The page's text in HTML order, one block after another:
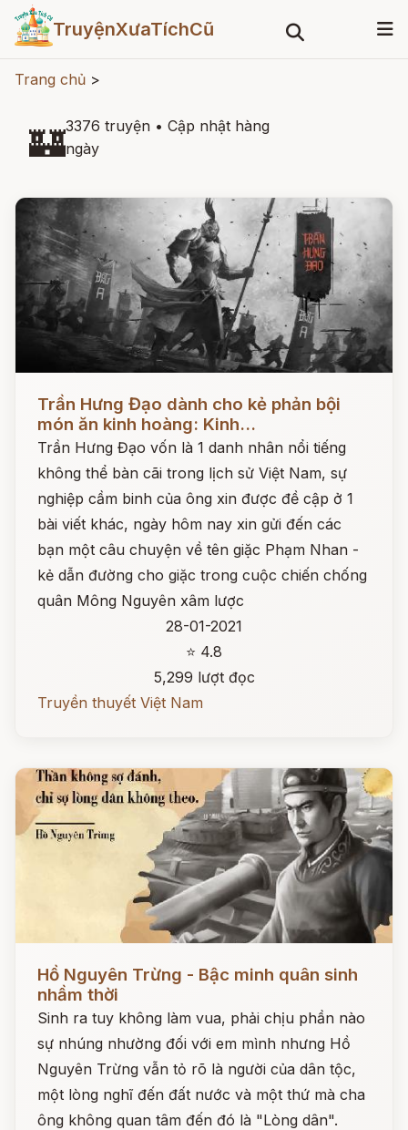
TruyệnXưaTíchCũ
Trang chủ >
🏰3376 truyện • Cập nhật hàng
ngày
Đọc ngay
Trần Hưng Đạo dành cho kẻ phản bội
món ăn kinh hoàng: Kinh...
Trần Hưng Đạo vốn là 1 danh nhân nổi tiếng
không thể bàn cãi trong lịch sử Việt Nam, sự
nghiệp cầm binh của ông xin được đề cập ở 1
bài viết khác, ngày hôm nay xin gửi đến các
bạn một câu chuyện về tên giặc Phạm Nhan -
kẻ dẫn đường cho giặc trong cuộc chiến chống
quân Mông Nguyên xâm lược
28-01-2021
⭐ 4.8
5,299 lượt đọc
Truyền thuyết Việt Nam
Đọc ngay
Hồ Nguyên Trừng - Bậc minh quân sinh
nhầm thời
Sinh ra tuy không làm vua, phải chịu phần nào
sự nhúng nhường đối với em mình nhưng Hồ
Nguyên Trừng vẫn tỏ rõ là người của dân tộc,
một lòng nghĩ đến đất nước và một thứ mà cha
ông không quan tâm đến đó là "Lòng dân".